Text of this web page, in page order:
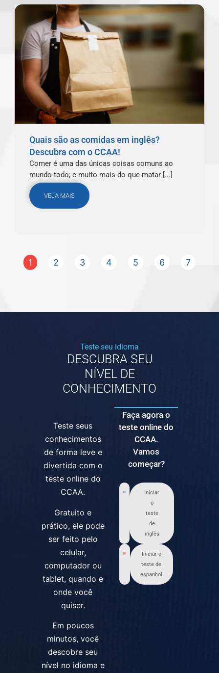
Quais são as comidas em inglês?
Descubra com o CCAA!
Comer é uma das únicas coisas comuns ao
mundo todo; e muito mais do que matar [...]
VEJA MAIS
1 2 3 4 5 6 7
Teste seu idioma
DESCUBRA SEU
NÍVEL DE
CONHECIMENTO
Teste seus
conhecimentos
de forma leve e
divertida com o
teste online do
CCAA.
Gratuito e
prático, ele pode
ser feito pelo
celular,
computador ou
tablet, quando e
onde você
quiser.
Em poucos
minutos, você
descobre seu
nível no idioma e
Faça agora o
teste online do
CCAA.
Vamos
começar?
Iniciar
o
teste
de
inglês
Iniciar o
teste de
espanhol